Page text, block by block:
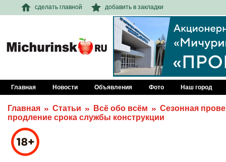
сделать главной добавить в закладки
Главная Новости Объявления Фото Наш город
Главная Статьи Всё обо всём
Сезонная
продление срока службы конструкции